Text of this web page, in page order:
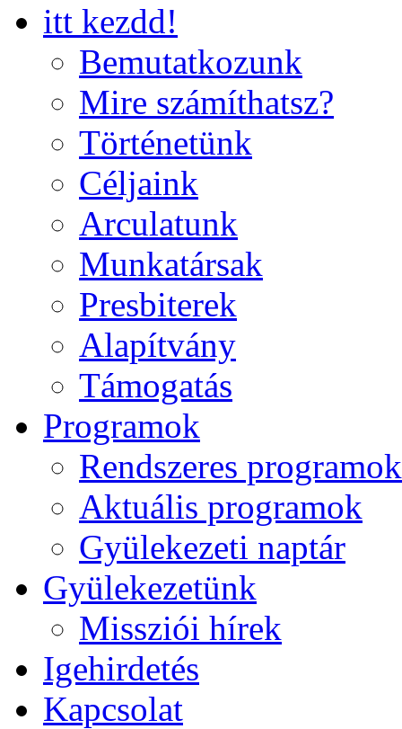
itt kezdd!
Bemutatkozunk
Mire számíthatsz?
Történetünk
Céljaink
Arculatunk
Munkatársak
Presbiterek
Alapítvány
Támogatás
Programok
Rendszeres programok
Aktuális programok
Gyülekezeti naptár
Gyülekezetünk
Missziói hírek
Igehirdetés
Kapcsolat